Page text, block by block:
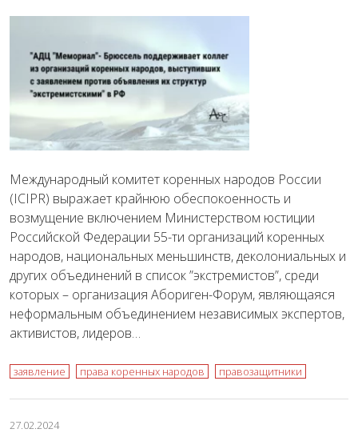
Международный комитет коренных народов России
(ICIPR) выражает крайнюю обеспокоенность и
возмущение включением Министерством юстиции
Российской Федерации 55-ти организаций коренных
народов, национальных меньшинств, деколониальных и
других объединений в список ”экстремистов”, среди
которых – организация Абориген-Форум, являющаяся
неформальным объединением независимых экспертов,
активистов, лидеров…
заявление права коренных народов правозащитники
27.02.2024